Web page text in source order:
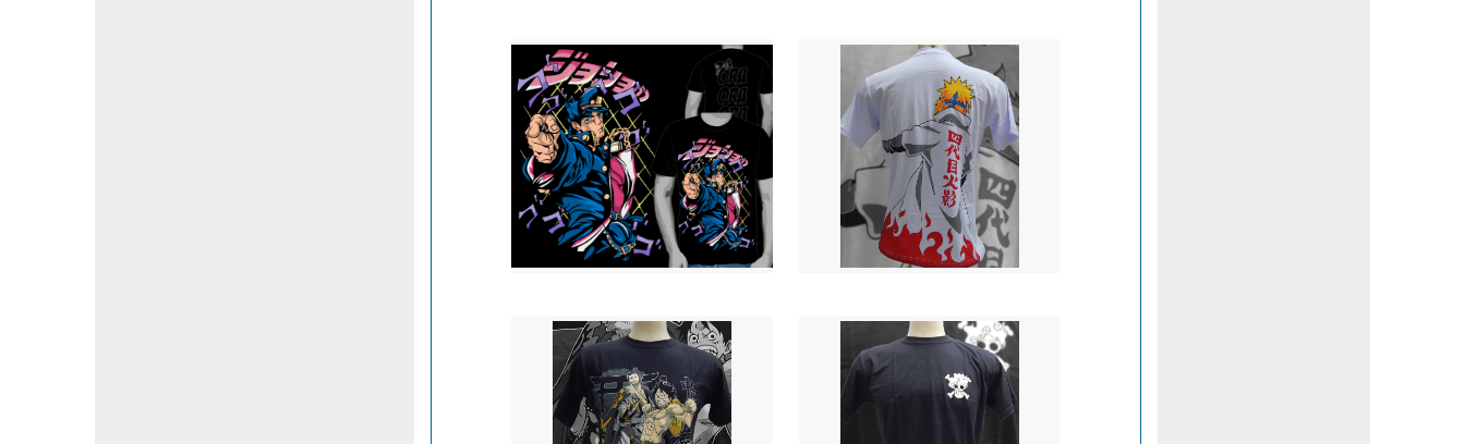
R$ 69,90
3 X R$ 24,94
R$ 69,90
R$ 69,90
3 X R$ 24,94
R$ 69,90
3 X R$ 24,94